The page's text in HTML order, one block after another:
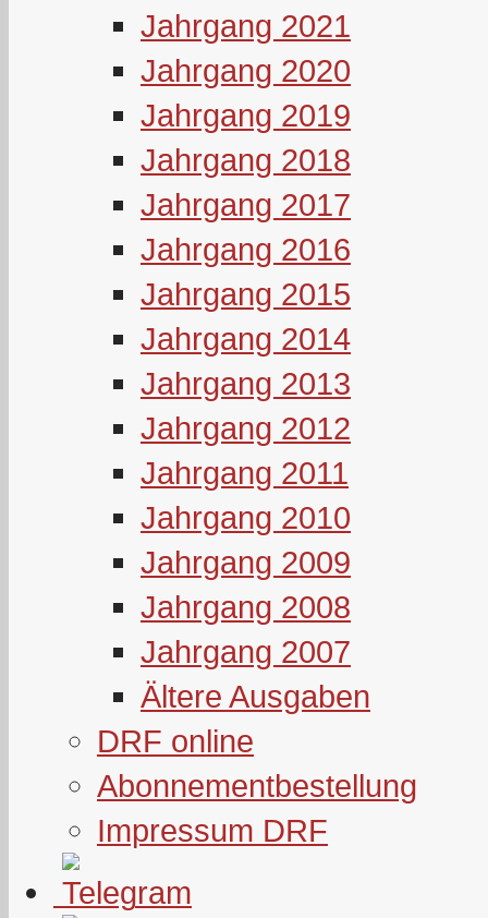
Jahrgang 2021
Jahrgang 2020
Jahrgang 2019
Jahrgang 2018
Jahrgang 2017
Jahrgang 2016
Jahrgang 2015
Jahrgang 2014
Jahrgang 2013
Jahrgang 2012
Jahrgang 2011
Jahrgang 2010
Jahrgang 2009
Jahrgang 2008
Jahrgang 2007
Ältere Ausgaben
DRF online
Abonnementbestellung
Impressum DRF